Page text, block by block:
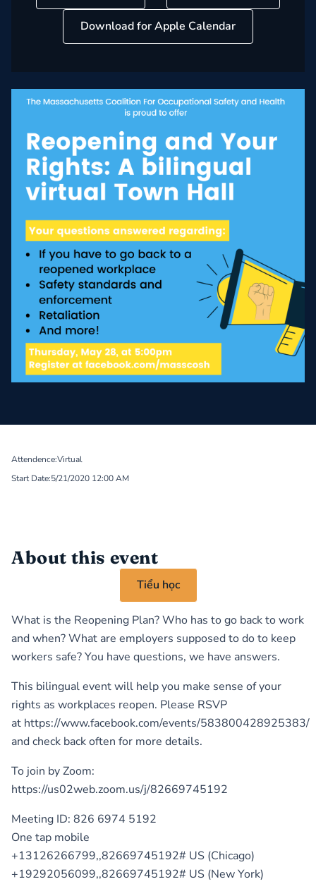
Download for Apple Calendar
Attendence:Virtual
Start Date:5/21/2020 12:00 AM
About this event
Tiểu học
What is the Reopening Plan? Who has to go back to work
and when? What are employers supposed to do to keep
workers safe? You have questions, we have answers.
This bilingual event will help you make sense of your
rights as workplaces reopen. Please RSVP
at https://www.facebook.com/events/583800428925383/
and check back often for more details.
To join by Zoom:
https://us02web.zoom.us/j/82669745192
Meeting ID: 826 6974 5192
One tap mobile
+13126266799,,82669745192# US (Chicago)
+19292056099,,82669745192# US (New York)